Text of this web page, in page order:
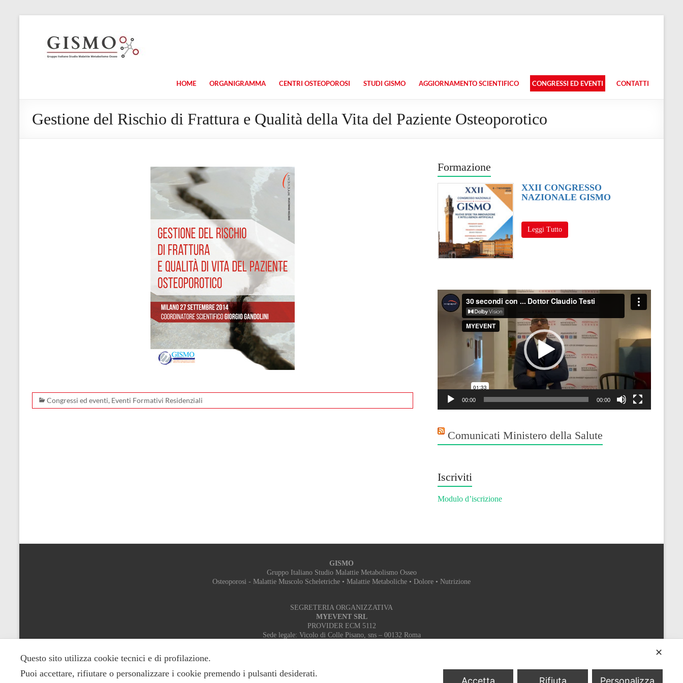
HOME ORGANIGRAMMA CENTRI OSTEOPOROSI STUDI GISMO AGGIORNAMENTO SCIENTIFICO CONGRESSI ED EVENTI CONTATTI
Gestione del Rischio di Frattura e Qualità della Vita del Paziente Osteoporotico
Congressi ed eventi, Eventi Formativi Residenziali
Formazione
XXII CONGRESSO
NAZIONALE GISMO
Leggi Tutto
Video
Player
00:00 00:00
Comunicati Ministero della Salute
Iscriviti
Modulo d’iscrizione
GISMO
Gruppo Italiano Studio Malattie Metabolismo Osseo
Osteoporosi - Malattie Muscolo Scheletriche • Malattie Metaboliche • Dolore • Nutrizione
SEGRETERIA ORGANIZZATIVA
MYEVENT SRL
PROVIDER ECM 5112
Sede legale: Vicolo di Colle Pisano, sns – 00132 Roma
✕
Questo sito utilizza cookie tecnici e di profilazione.
Puoi accettare, rifiutare o personalizzare i cookie premendo i pulsanti desiderati.
Accetta Rifiuta Personalizza